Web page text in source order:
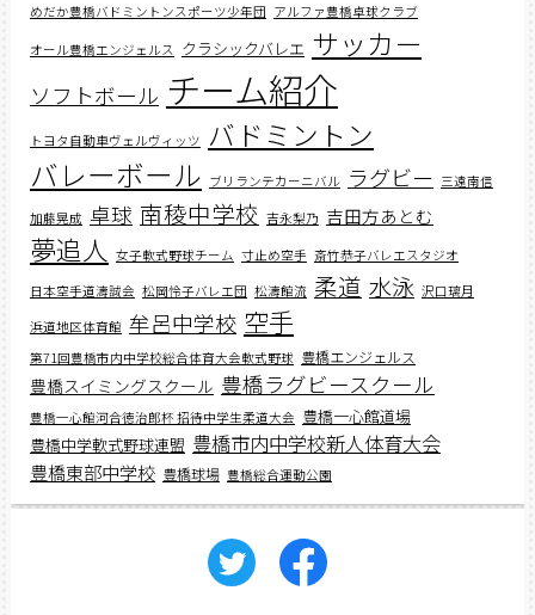
めだか豊橋バドミントンスポーツ少年団 アルファ豊橋卓球クラブ
オール豊橋エンジェルス クラシックバレエ サッカー
ソフトボール チーム紹介
トヨタ自動車ヴェルヴィッツ バドミントン
バレーボール ブリランテカーニバル ラグビー 三遠南信
加藤晃成 卓球 南稜中学校 吉永梨乃 吉田方あとむ
夢追人 女子軟式野球チーム 寸止め空手 斎竹恭子バレエスタジオ
日本空手道濤誠会 松岡怜子バレエ団 松濤館流 柔道 水泳 沢口璃月
浜道地区体育館 牟呂中学校 空手
第71回豊橋市内中学校総合体育大会軟式野球 豊橋エンジェルス
豊橋スイミングスクール 豊橋ラグビースクール
豊橋一心館河合徳治郎杯 招待中学生柔道大会 豊橋一心館道場
豊橋中学軟式野球連盟 豊橋市内中学校新人体育大会
豊橋東部中学校 豊橋球場 豊橋総合運動公園